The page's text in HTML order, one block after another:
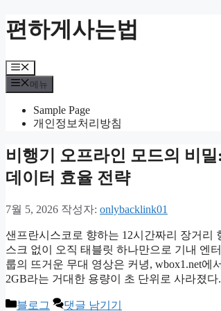
컨
텐
로
건
너
편하게사는법
메
뉴
메뉴
Sample Page
개인정보처리방침
비행기 오프라인 모드의 비
데이터 효율 전략
7월 5, 2026 작성자: onlybacklink01
샌프란시스코로 향하는 12시간짜리 장거리
스크 없이 오직 태블릿 하나만으로 기내 엔
룹의 뜨거운 무대 영상은 커녕, wbox1.net
2GB라는 거대한 용량이 초 단위로 사라졌
카
블로그 댓글 남기기